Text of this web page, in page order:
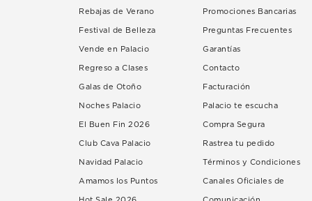
Rebajas de Verano
Festival de Belleza
Vende en Palacio
Regreso a Clases
Galas de Otoño
Noches Palacio
El Buen Fin 2026
Club Cava Palacio
Navidad Palacio
Amamos los Puntos
Promociones Bancarias
Preguntas Frecuentes
Garantías
Contacto
Facturación
Palacio te escucha
Compra Segura
Rastrea tu pedido
Términos y Condiciones
Canales Oficiales de